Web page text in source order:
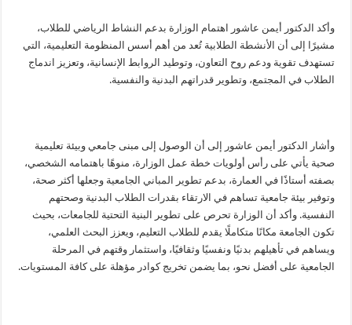
وأكد الدكتور أيمن عاشور اهتمام الوزارة بدعم النشاط الرياضي للطلاب،
مشيرًا إلى أن الأنشطة الطلابية تُعد من أهم أسس المنظومة التعليمية، التي
تستهدف تقوية ودعم روح التعاون، وتوطيد الروابط الإنسانية، وتعزيز اندماج
الطلاب في المجتمع، وتطوير قدراتهم البدنية والنفسية.
وأشار الدكتور أيمن عاشور إلى أن الوصول إلى مبنى جامعي وبيئة تعليمية
صحية يأتي على رأس أولويات خطة عمل الوزارة، منوهًا باهتمامه الشخصي،
بصفته أستاذًا في العمارة، بدعم تطوير المباني الجامعية وجعلها أكثر صحة،
وتوفير بيئة جامعية تساهم في الارتقاء بقدرات الطلاب البدنية وصحتهم
النفسية. وأكد أن الوزارة تحرص على تطوير البنية التحتية للجامعات، بحيث
تكون الجامعة مكانًا متكاملًا يقدم للطلاب التعليم، ويعزز البحث العلمي،
ويساهم في تأهيلهم بدنيًا ونفسيًا وثقافيًا، واستثمار وقتهم في المرحلة
الجامعية على أفضل نحو، بما يضمن تخريج كوادر مؤهلة على كافة المستويات.